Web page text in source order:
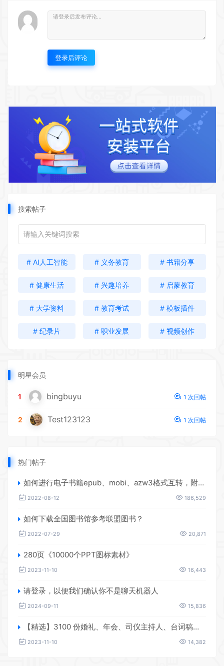
登录后评论
搜索帖子
# AI人工智能 # 义务教育 # 书籍分享
# 健康生活 # 兴趣培养 # 启蒙教育
# 大学资料 # 教育考试 # 模板插件
# 纪录片 # 职业发展 # 视频创作
明星会员
1 bingbuyu 1 次回帖
2 Test123123 1 次回帖
热门帖子
如何进行电子书籍epub、mobi、azw3格式互转，附海量电子书籍资源
2022-08-12 186,529
如何下载全国图书馆参考联盟图书？
2022-07-29 20,871
280页《10000个PPT图标素材》
2023-11-10 16,443
请登录，以便我们确认你不是聊天机器人
2024-09-11 15,836
【精选】3100 份婚礼、年会、司仪主持人、台词稿、节日生日、晚会、开场、开场白素材
2023-11-10 14,382